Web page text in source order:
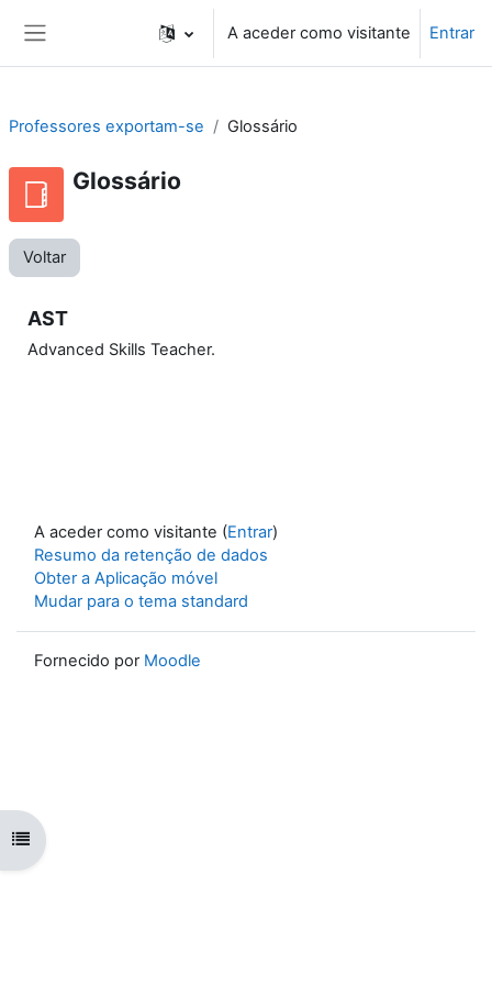
A aceder como visitante Entrar
Abrir índice da disciplina
Professores exportam-se Glossário
Glossário
Voltar
AST
Advanced Skills Teacher.
A aceder como visitante (Entrar)
Resumo da retenção de dados
Obter a Aplicação móvel
Mudar para o tema standard
Fornecido por Moodle